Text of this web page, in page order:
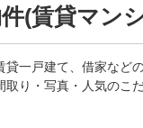
(賃貸マン
一戸建て、借家な
り・写真・人気の